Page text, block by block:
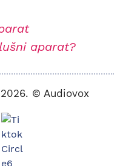
aparat?
© Audiovox